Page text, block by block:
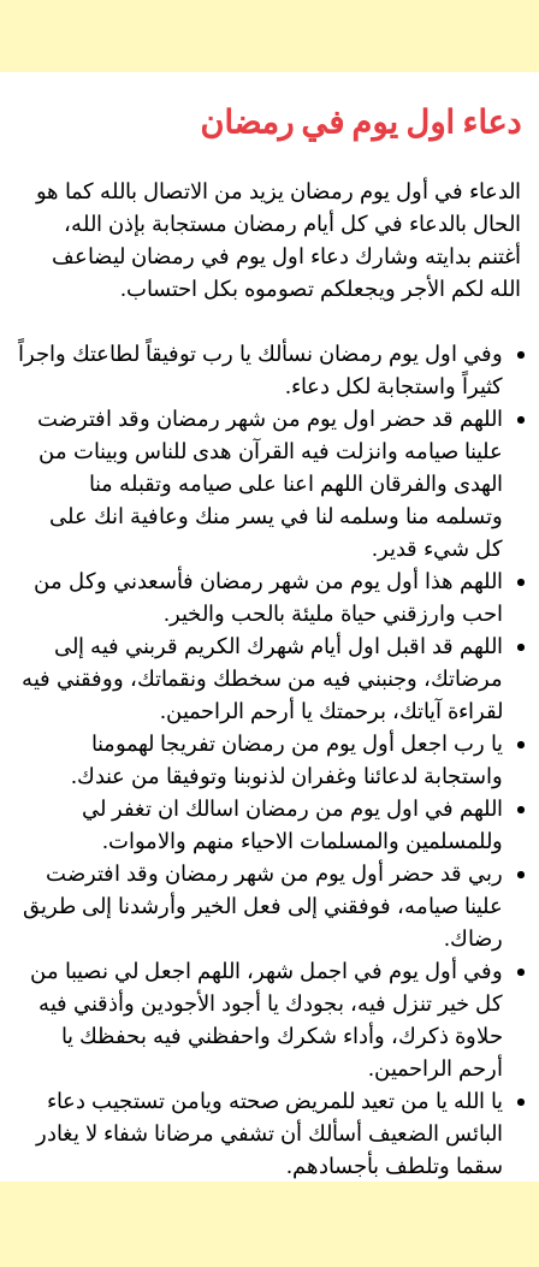
دعاء اول يوم في رمضان
الدعاء في أول يوم رمضان يزيد من الاتصال بالله كما هو
الحال بالدعاء في كل أيام رمضان مستجابة بإذن الله،
أغتنم بدايته وشارك دعاء اول يوم في رمضان ليضاعف
الله لكم الأجر ويجعلكم تصوموه بكل احتساب.
وفي اول يوم رمضان نسألك يا رب توفيقاً لطاعتك واجراً
كثيراً واستجابة لكل دعاء.
اللهم قد حضر اول يوم من شهر رمضان وقد افترضت
علينا صيامه وانزلت فيه القرآن هدى للناس وبينات من
الهدى والفرقان اللهم اعنا على صيامه وتقبله منا
وتسلمه منا وسلمه لنا في يسر منك وعافية انك على
كل شيء قدير.
اللهم هذا أول يوم من شهر رمضان فأسعدني وكل من
احب وارزقني حياة مليئة بالحب والخير.
اللهم قد اقبل اول أيام شهرك الكريم قربني فيه إلى
مرضاتك، وجنبني فيه من سخطك ونقماتك، ووفقني فيه
لقراءة آياتك، برحمتك يا أرحم الراحمين.
يا رب اجعل أول يوم من رمضان تفريجا لهمومنا
واستجابة لدعائنا وغفران لذنوبنا وتوفيقا من عندك.
اللهم في اول يوم من رمضان اسالك ان تغفر لي
وللمسلمين والمسلمات الاحياء منهم والاموات.
ربي قد حضر أول يوم من شهر رمضان وقد افترضت
علينا صيامه، فوفقني إلى فعل الخير وأرشدنا إلى طريق
رضاك.
وفي أول يوم في اجمل شهر، اللهم اجعل لي نصيبا من
كل خير تنزل فيه، بجودك يا أجود الأجودين وأذقني فيه
حلاوة ذكرك، وأداء شكرك واحفظني فيه بحفظك يا
أرحم الراحمين.
يا الله يا من تعيد للمريض صحته ويامن تستجيب دعاء
البائس الضعيف أسألك أن تشفي مرضانا شفاء لا يغادر
سقما وتلطف بأجسادهم.